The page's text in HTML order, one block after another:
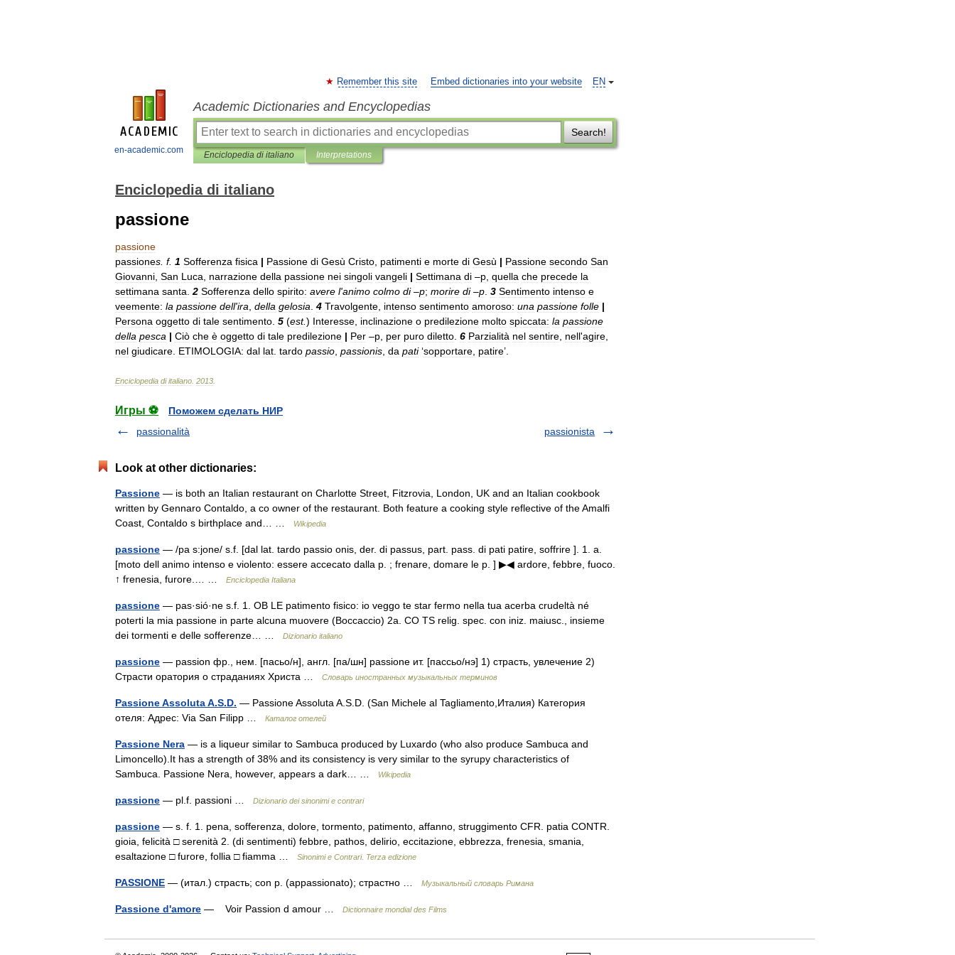
en-academic.com
EN
Remember this site Embed dictionaries into your website
Academic Dictionaries and Encyclopedias
Search!
Enciclopedia di italiano Interpretations
Enciclopedia di italiano
passione
passione
passiones f. 1 Sofferenza fisica | Passione di Gesù Cristo patimenti e morte di Gesù | Passione secondo San
Giovanni San Luca narrazione della passione nei singoli vangeli | Settimana di –p quella che precede la
settimana santa 2 Sofferenza dello spirito: avere l'animo colmo di–p; morire di–p 3 Sentimento intenso e
veemente: la passione dell'ira della gelosia 4 Travolgente intenso sentimento amoroso: una passione folle |
Persona oggetto di tale sentimento 5 (est.) Interesse inclinazione o predilezione molto spiccata: la passione
della pesca | Ciò che è oggetto di tale predilezione | Per –p per puro diletto 6 Parzialità nel sentire nell'agire
nel giudicare ETIMOLOGIA: dal lat tardo passio passionis da pati ‘sopportare patire’.
Enciclopedia di italiano 2013
Игры ⚽
Поможем сделать НИР
passionalità
passionista
Look at other dictionaries:
Passione — is both an Italian restaurant on Charlotte Street, Fitzrovia, London, UK and an Italian cookbook
written by Gennaro Contaldo, a co owner of the restaurant. Both feature a cooking style reflective of the Amalfi
Coast, Contaldo s birthplace and… …
Wikipedia
passione — /pa s:jone/ s.f. [dal lat. tardo passio onis, der. di passus, part. pass. di pati patire, soffrire ]. 1. a.
[moto dell animo intenso e violento: essere accecato dalla p. ; frenare, domare le p. ] ▶◀ ardore, febbre, fuoco.
↑ frenesia, furore.… …
Enciclopedia Italiana
passione — pas·sió·ne s.f. 1. OB LE patimento fisico: io veggo te star fermo nella tua acerba crudeltà né
poterti la mia passione in parte alcuna muovere (Boccaccio) 2a. CO TS relig. spec. con iniz. maiusc., insieme
dei tormenti e delle sofferenze… …
Dizionario italiano
passione — passion фр., нем. [пасьо/н], англ. [па/шн] passione ит. [пассьо/нэ] 1) страсть, увлечение 2)
Страсти оратория о страданиях Христа …
Словарь иностранных музыкальных терминов
Passione Assoluta A.S.D. — Passione Assoluta A.S.D. (San Michele al Tagliamento,Италия) Категория
отеля: Адрес: Via San Filipp …
Каталог отелей
Passione Nera — is a liqueur similar to Sambuca produced by Luxardo (who also produce Sambuca and
Limoncello).It has a strength of 38% and its consistency is very similar to the syrupy characteristics of
Sambuca. Passione Nera, however, appears a dark… …
Wikipedia
passione — pl.f. passioni … Dizionario dei sinonimi e contrari
passione — s. f. 1. pena, sofferenza, dolore, tormento, patimento, affanno, struggimento CFR. patia CONTR.
gioia, felicità □ serenità 2. (di sentimenti) febbre, pathos, delirio, eccitazione, ebbrezza, frenesia, smania,
esaltazione □ furore, follia □ fiamma …
Sinonimi e Contrari. Terza edizione
PASSIONE — (итал.) страсть; con p. (appassionato); страстно … Музыкальный словарь Римана
Passione d'amore — Voir Passion d amour … Dictionnaire mondial des Films